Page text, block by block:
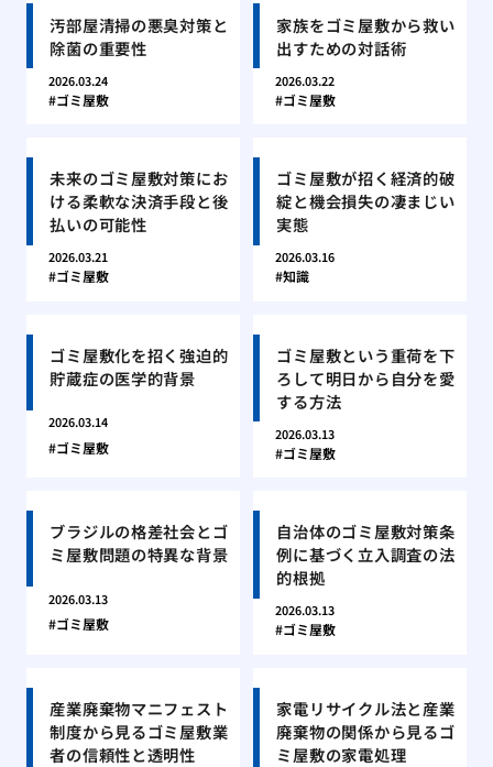
汚部屋清掃の悪臭対策と
除菌の重要性
2026.03.24
ゴミ屋敷
家族をゴミ屋敷から救い
出すための対話術
2026.03.22
ゴミ屋敷
未来のゴミ屋敷対策にお
ける柔軟な決済手段と後
払いの可能性
2026.03.21
ゴミ屋敷
ゴミ屋敷が招く経済的破
綻と機会損失の凄まじい
実態
2026.03.16
知識
ゴミ屋敷化を招く強迫的
貯蔵症の医学的背景
2026.03.14
ゴミ屋敷
ゴミ屋敷という重荷を下
ろして明日から自分を愛
する方法
2026.03.13
ゴミ屋敷
ブラジルの格差社会とゴ
ミ屋敷問題の特異な背景
2026.03.13
ゴミ屋敷
自治体のゴミ屋敷対策条
例に基づく立入調査の法
的根拠
2026.03.13
ゴミ屋敷
産業廃棄物マニフェスト
制度から見るゴミ屋敷業
者の信頼性と透明性
家電リサイクル法と産業
廃棄物の関係から見るゴ
ミ屋敷の家電処理